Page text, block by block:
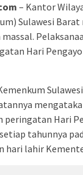
– Kantor
Sulawesi
Hari
peringatan Hari
tahunnya
hari lahir